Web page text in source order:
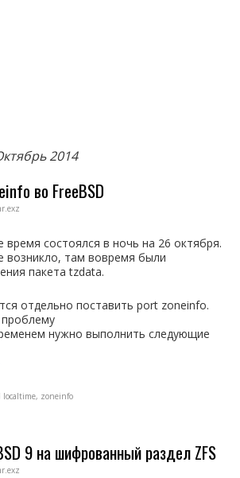
2014
во FreeBSD
время состоялся в ночь на 26 октября.
возникло, там вовремя были
пакетаtzdata.
отдельно поставить port zoneinfo.
нужно выполнить следующие
localtime, zoneinfo
9 на шифрованный раздел ZFS